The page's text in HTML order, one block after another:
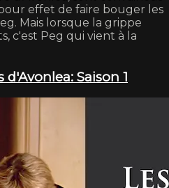
effet de faire bouger les
Mais lorsque la grippe
c'est Peg qui vient à la
d'Avonlea: Saison 1